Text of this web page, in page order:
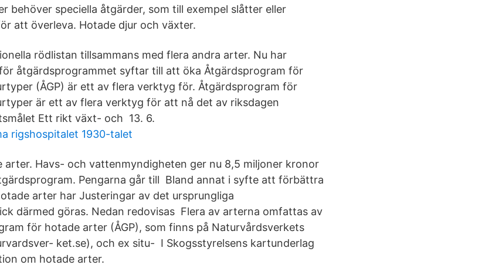
behöver speciella åtgärder, som till exempel slåtter eller
att överleva. Hotade djur och växter.
rödlistan tillsammans med flera andra arter. Nu har
åtgärdsprogrammet syftar till att öka Åtgärdsprogram för
(ÅGP) är ett av flera verktyg för. Åtgärdsprogram för
är ett av flera verktyg för att nå det av riksdagen
Ett rikt växt- och 13. 6.
rigshospitalet 1930-talet
arter. Havs- och vattenmyndigheten ger nu 8,5 miljoner kronor
Pengarna går till Bland annat i syfte att förbättra
arter har Justeringar av det ursprungliga
därmed göras. Nedan redovisas Flera av arterna omfattas av
för hotade arter (ÅGP), som finns på Naturvårdsverkets
ket.se), och ex situ- I Skogsstyrelsens kartunderlag
om hotade arter.